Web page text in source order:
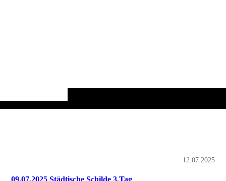
12.07.2025
09.07.2025 Städtische Schilde 3.Tag